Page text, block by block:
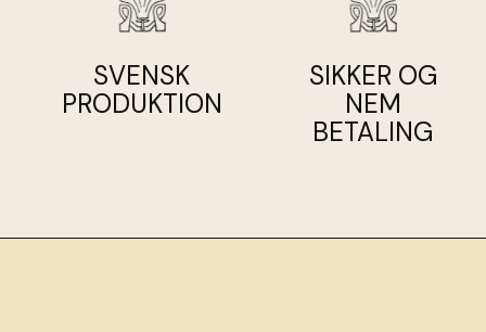
SVENSK
PRODUKTION
SIKKER OG
NEM
BETALING